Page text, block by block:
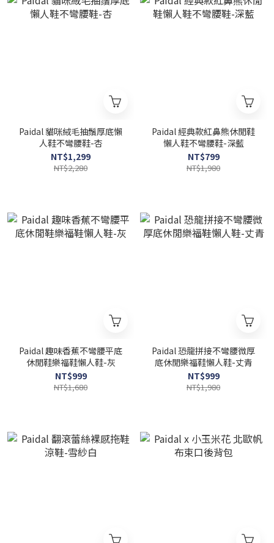
Paidal 貓咪絨毛抽鬚厚底懶
人鞋不彎腰鞋-杏
NT$1,299
NT$2,280
Paidal 經典款紅鼻熊休閒鞋
懶人鞋不彎腰鞋-深藍
NT$799
NT$1,980
Paidal 趣味香蕉不彎腰平底
休閒鞋樂福鞋懶人鞋-灰
NT$999
NT$1,680
Paidal 恐龍拼接不彎腰微厚
底休閒樂福鞋懶人鞋-丈青
NT$999
NT$1,980